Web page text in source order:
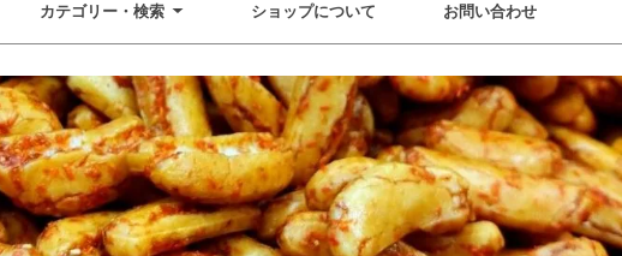
カテゴリー・検索 ショップについて お問い合わせ